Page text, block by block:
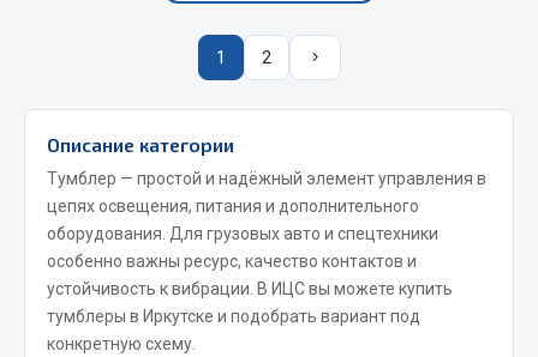
Запчасти FAW
Подвеска
Двигатель
Система охлаждения
Сцепление
Ось передняя
Тормозная система
1 2
Описание категории
Тумблер — простой и надёжный элемент управления в
цепях освещения, питания и дополнительного
оборудования. Для грузовых авто и спецтехники
особенно важны ресурс, качество контактов и
устойчивость к вибрации. В ИЦС вы можете купить
тумблеры в Иркутске и подобрать вариант под
конкретную схему.